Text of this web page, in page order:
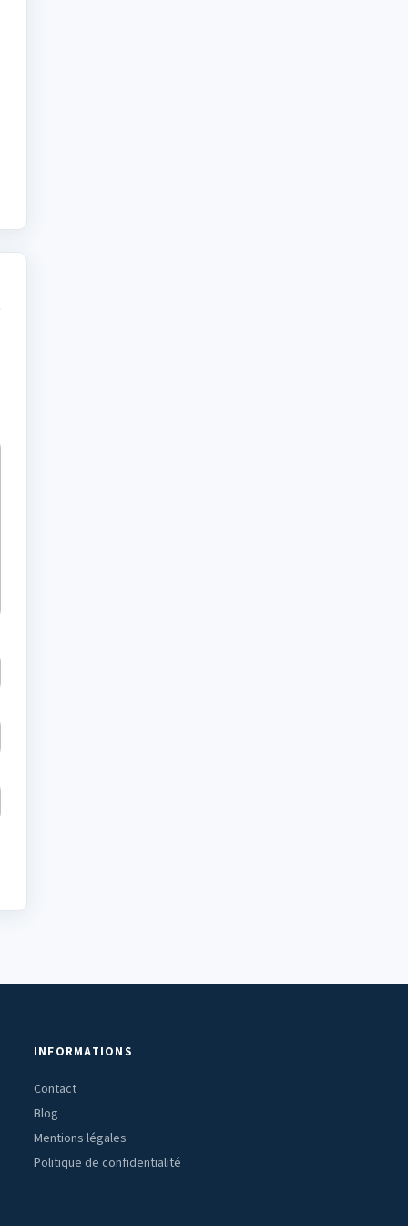
INFORMATIONS
Contact
Blog
Mentions légales
Politique de confidentialité